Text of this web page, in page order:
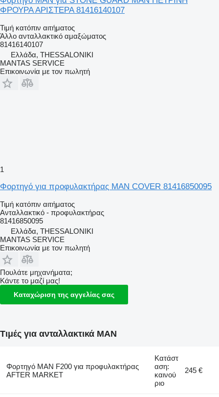
ΦΡΟΥΡΑ ΑΡΙΣΤΕΡΑ 81416140107
Τιμή κατόπιν αιτήματος
Άλλο ανταλλακτικό αμαξώματος
81416140107
Ελλάδα, THESSALONIKI
MANTAS SERVICE
Επικοινωνία με τον πωλητή
1
Φορτηγό για προφυλακτήρας MAN COVER 81416850095
Τιμή κατόπιν αιτήματος
Ανταλλακτικό - προφυλακτήρας
81416850095
Ελλάδα, THESSALONIKI
MANTAS SERVICE
Επικοινωνία με τον πωλητή
Πουλάτε μηχανήματα;
Κάντε το μαζί μας!
Καταχώριση της αγγελίας σας
Τιμές για ανταλλακτικά MAN
Φορτηγό MAN F200 για προφυλακτήρας
AFTER MARKET
Κατάστ
αση:
καινού
ριο
245 €